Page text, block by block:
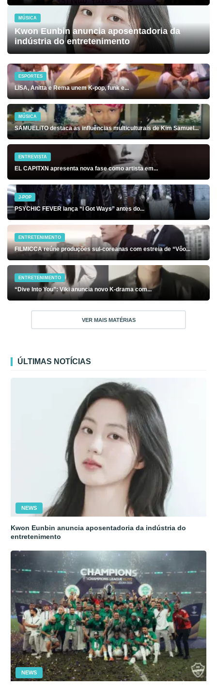
MÚSICA
Kwon Eunbin anuncia aposentadoria da
indústria do entretenimento
ESPORTES
LISA, Anitta e Rema unem K-pop, funk e...
MÚSICA
SAMUELiTO destaca as influências multiculturais de Kim Samuel...
ENTREVISTA
EL CAPITXN apresenta nova fase como artista em...
J-POP
PSYCHIC FEVER lança “I Got Ways” antes do...
ENTRETENIMENTO
FILMICCA reúne produções sul-coreanas com estreia de “Vôo...
ENTRETENIMENTO
“Dive Into You”: Viki anuncia novo K-drama com...
VER MAIS MATÉRIAS
ÚLTIMAS NOTÍCIAS
NEWS
Kwon Eunbin anuncia aposentadoria da indústria do
entretenimento
NEWS